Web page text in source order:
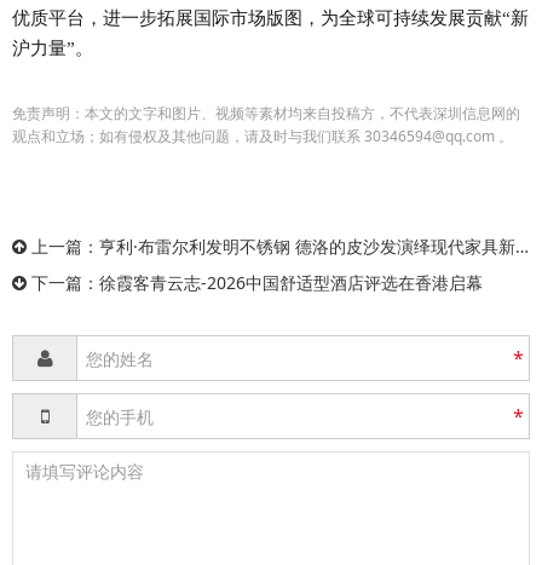
优质平台，进一步拓展国际市场版图，为全球可持续发展贡献“新
沪力量”。
免责声明：本文的文字和图片、视频等素材均来自投稿方，不代表深圳信息网的
观点和立场；如有侵权及其他问题，请及时与我们联系 30346594@qq.com 。
上一篇： 亨利·布雷尔利发明不锈钢 德洛的皮沙发演绎现代家具新典范
下一篇： 徐霞客青云志-2026中国舒适型酒店评选在香港启幕
*
*